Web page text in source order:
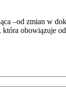
–od zmian w
obowiązuje